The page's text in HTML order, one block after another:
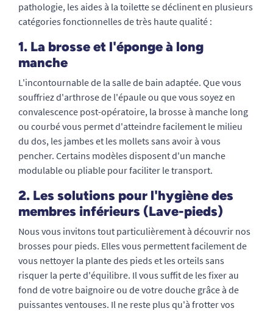
pathologie, les aides à la toilette se déclinent en plusieurs
catégories fonctionnelles de très haute qualité :
1. La brosse et l'éponge à long
manche
L'incontournable de la salle de bain adaptée. Que vous
souffriez d'arthrose de l'épaule ou que vous soyez en
convalescence post-opératoire, la brosse à manche long
ou courbé vous permet d'atteindre facilement le milieu
du dos, les jambes et les mollets sans avoir à vous
pencher. Certains modèles disposent d'un manche
modulable ou pliable pour faciliter le transport.
2. Les solutions pour l'hygiène des
membres inférieurs (Lave-pieds)
Nous vous invitons tout particulièrement à découvrir nos
brosses pour pieds. Elles vous permettent facilement de
vous nettoyer la plante des pieds et les orteils sans
risquer la perte d'équilibre. Il vous suffit de les fixer au
fond de votre baignoire ou de votre douche grâce à de
puissantes ventouses. Il ne reste plus qu'à frotter vos